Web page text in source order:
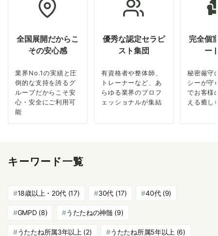
全国展開だからこ
その安心感
業界No.1の実績と圧
倒的な支持を誇るグ
ループだからこそ安
心・安全にご利用可
能
優秀な認定セラピ
スト集団
有資格者や整体師、
トレーナーなど、あ
らゆる業界のプロフ
ェッショナルが集結
完全個
ー
秘密厳守
シーが守
でお客様
える癒し
キーワード一覧
18歳以上・20代 (17) 30代 (17) 40代(9)
GMPD(8) うたたねの神髄 (9)
うたたね所属3年以上 (2) うたたね所属5年以上 (6)